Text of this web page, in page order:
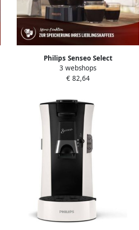
Philips Senseo Select
Koffiepadmachine CSA240 60 Keuze uit
1 of 2 Kopjes Instelbare Intensiteit
3 webshops
€ 82,64